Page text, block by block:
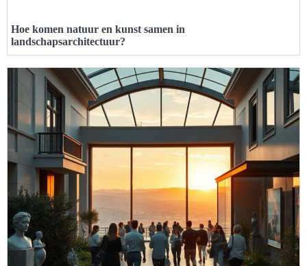
Hoe komen natuur en kunst samen in
landschapsarchitectuur?